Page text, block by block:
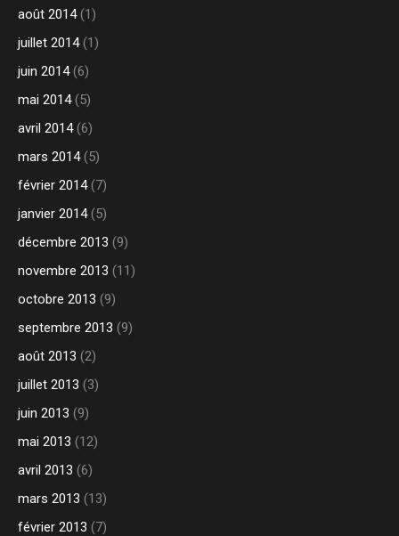
août 2014(1)
juillet 2014(1)
juin 2014(6)
mai 2014(5)
avril 2014(6)
mars 2014(5)
février 2014(7)
janvier 2014(5)
décembre 2013 (9)
novembre 2013 (11)
octobre 2013 (9)
septembre 2013 (9)
août 2013 (2)
juillet 2013 (3)
juin 2013 (9)
mai 2013 (12)
avril 2013 (6)
mars 2013 (13)
février 2013 (7)